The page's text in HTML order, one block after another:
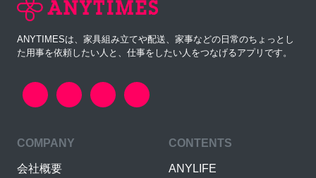
ANYTIMESは、家具組み立てや配送、家事などの日常のちょっとし
た用事を依頼したい人と、仕事をしたい人をつなげるアプリです。
COMPANY
会社概要
CONTENTS
ANYLIFE